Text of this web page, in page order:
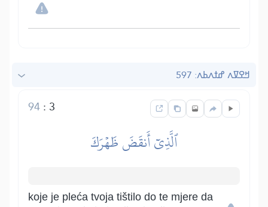
ߞߐߜߍ ߝߙߍߕߍ: 597
3
:
94
ٱلَّذِيٓ أَنقَضَ ظَهۡرَكَ
koje je pleća tvoja tištilo do te mjere da